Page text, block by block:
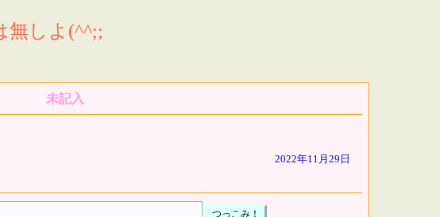
無しよ(^^;;
未記入
2022年11月29日